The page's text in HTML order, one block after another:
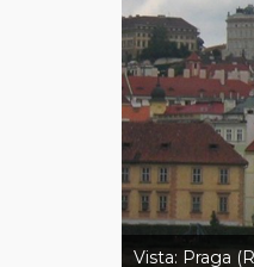
Vista: Praga